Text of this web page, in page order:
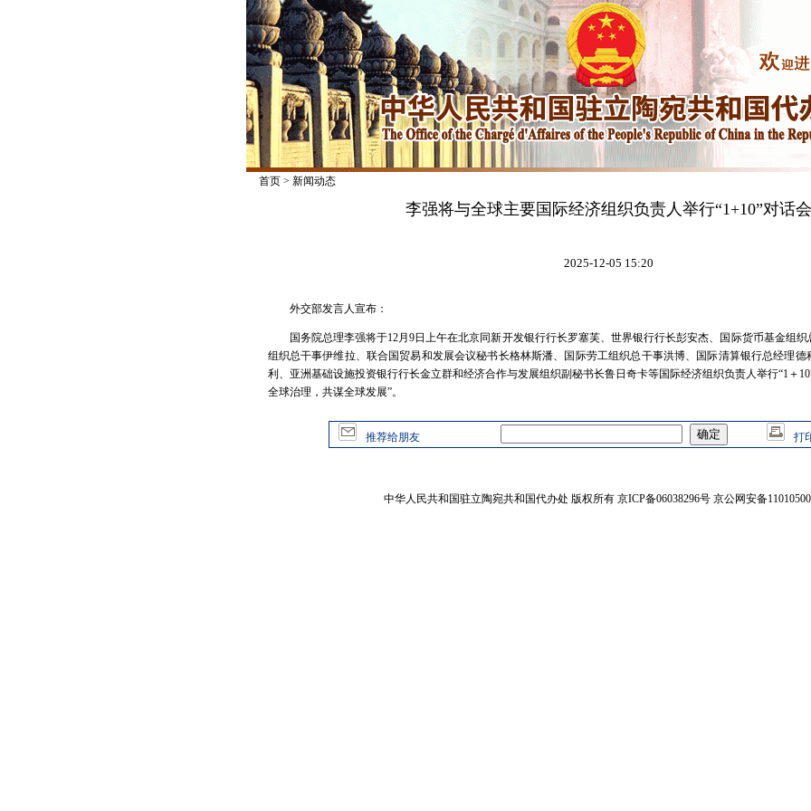
首页> 新闻动态
李强将与全球主要国际经济组织负责人举行“1+10”对话会
2025-12-05 15:20
外交部发言人宣布：
国务院总理李强将于12月9日上午在北京同新开发银行行长罗塞芙、世界银行行长彭安杰、国际货币基金组
组织总干事伊维拉、联合国贸易和发展会议秘书长格林斯潘、国际劳工组织总干事洪博、国际清算银行总经理德
利、亚洲基础设施投资银行行长金立群和经济合作与发展组织副秘书长鲁日奇卡等国际经济组织负责人举行“1＋
全球治理，共谋全球发展”。
推荐给朋友 打
中华人民共和国驻立陶宛共和国代办处 版权所有 京ICP备06038296号 京公网安备